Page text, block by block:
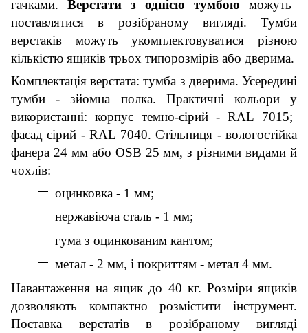
гачками. Верстати з однією тумбою можуть
поставлятися в розібраному вигляді. Тумби
верстаків можуть укомплектовуватися різною
кількістю ящиків трьох типорозмірів або дверима.
Комплектація верстата: тумба з дверима. Усередині
тумби - зйомна полка. Практичні кольори у
використанні: корпус темно-сірий - RAL 7015;
фасад сірий - RAL 7040. Стільниця - вологостійка
фанера 24 мм або OSB 25 мм, з різними видами й
чохлів:
оцинковка - 1 мм;
нержавіюча сталь - 1 мм;
гума з оцинкованим кантом;
метал - 2 мм, і покриттям - метал 4 мм.
Навантаження на ящик до 40 кг. Розміри ящиків
дозволяють компактно розмістити інструмент.
Поставка верстатів в розібраному вигляді